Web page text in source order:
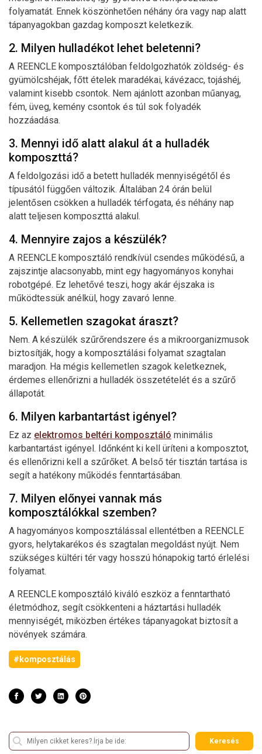
folyamatát. Ennek köszönhetően néhány óra vagy nap alatt
tápanyagokban gazdag komposzt keletkezik.
2. Milyen hulladékot lehet beletenni?
A REENCLE komposztálóban feldolgozhatók zöldség- és
gyümölcshéjak, főtt ételek maradékai, kávézacc, tojáshéj,
valamint kisebb csontok. Nem ajánlott azonban műanyag,
fém, üveg, kemény csontok és túl sok folyadék
hozzáadása.
3. Mennyi idő alatt alakul át a hulladék
komposzttá?
A feldolgozási idő a betett hulladék mennyiségétől és
típusától függően változik. Általában 24 órán belül
jelentősen csökken a hulladék térfogata, és néhány nap
alatt teljesen komposzttá alakul.
4. Mennyire zajos a készülék?
A REENCLE komposztáló rendkívül csendes működésű, a
zajszintje alacsonyabb, mint egy hagyományos konyhai
robotgépé. Ez lehetővé teszi, hogy akár éjszaka is
működtessük anélkül, hogy zavaró lenne.
5. Kellemetlen szagokat áraszt?
Nem. A készülék szűrőrendszere és a mikroorganizmusok
biztosítják, hogy a komposztálási folyamat szagtalan
maradjon. Ha mégis kellemetlen szagok keletkeznek,
érdemes ellenőrizni a hulladék összetételét és a szűrő
állapotát.
6. Milyen karbantartást igényel?
Ez az elektromos beltéri komposztáló minimális
karbantartást igényel. Időnként ki kell üríteni a komposztot,
és ellenőrizni kell a szűrőket. A belső tér tisztán tartása is
segít a hatékony működés fenntartásában.
7. Milyen előnyei vannak más
komposztálókkal szemben?
A hagyományos komposztálással ellentétben a REENCLE
gyors, helytakarékos és szagtalan megoldást nyújt. Nem
szükséges kültéri tér vagy hosszú hónapokig tartó érlelési
folyamat.
A REENCLE komposztáló kiváló eszköz a fenntartható
életmódhoz, segít csökkenteni a háztartási hulladék
mennyiségét, miközben értékes tápanyagokat biztosít a
növények számára.
#komposztálás
Keresés